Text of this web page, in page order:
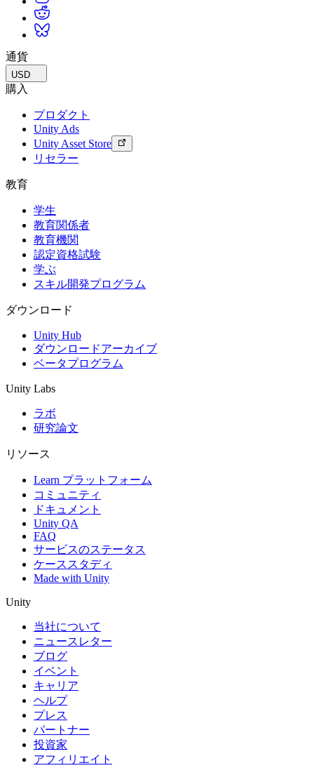
通貨
USD
購入
プロダクト
Unity Ads
Unity Asset Store
リセラー
教育
学生
教育関係者
教育機関
認定資格試験
学ぶ
スキル開発プログラム
ダウンロード
Unity Hub
ダウンロードアーカイブ
ベータプログラム
Unity Labs
ラボ
研究論文
リソース
Learn プラットフォーム
コミュニティ
ドキュメント
Unity QA
FAQ
サービスのステータス
ケーススタディ
Made with Unity
Unity
当社について
ニュースレター
ブログ
イベント
キャリア
ヘルプ
プレス
パートナー
投資家
アフィリエイト